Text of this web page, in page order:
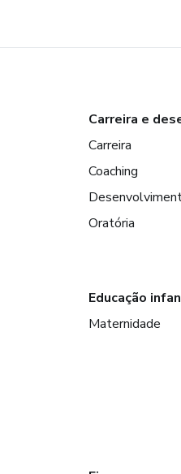
Carreira e
Carreira
Coaching
Oratória
Educação
Maternidade